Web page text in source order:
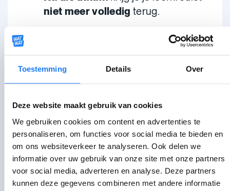
Toestemming Details Over
Deze website maakt gebruik van cookies
We gebruiken cookies om content en advertenties te
personaliseren, om functies voor social media te bieden en
om ons websiteverkeer te analyseren. Ook delen we
informatie over uw gebruik van onze site met onze partners
voor social media, adverteren en analyse. Deze partners
kunnen deze gegevens combineren met andere informatie
niet meer volledig terug.
Geen voltijdse
bacheloropleiding
Heb je je ingeschreven voorspecifieke
opleidingsonderdelen, niet voor de
volledige bacheloropleiding? Dan heb je
een creditcontract.
Met een creditcontract krijg je de
studiepuntendie je hebt ingezet,niet